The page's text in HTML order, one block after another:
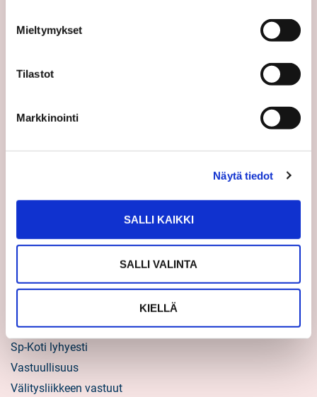
Mieltymykset
Tilastot
Markkinointi
Näytä tiedot
SALLI KAIKKI
SALLI VALINTA
KIELLÄ
Sp-Koti Keskusyksikkö
Ajankohtaista
Vinkit
Välittäjäksi
Yhteistyöyrittäjäksi
Sp-Koti lyhyesti
Vastuullisuus
Välitysliikkeen vastuut